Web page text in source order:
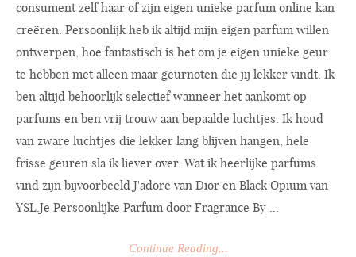
consument zelf haar of zijn eigen unieke parfum online kan
creëren. Persoonlijk heb ik altijd mijn eigen parfum willen
ontwerpen, hoe fantastisch is het om je eigen unieke geur
te hebben met alleen maar geurnoten die jij lekker vindt. Ik
ben altijd behoorlijk selectief wanneer het aankomt op
parfums en ben vrij trouw aan bepaalde luchtjes. Ik houd
van zware luchtjes die lekker lang blijven hangen, hele
frisse geuren sla ik liever over. Wat ik heerlijke parfums
vind zijn bijvoorbeeld J'adore van Dior en Black Opium van
YSL.Je Persoonlijke Parfum door Fragrance By ...
Continue Reading...